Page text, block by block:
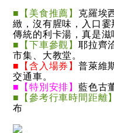
■【美食推薦】 克羅埃
緻，沒有腥味，入口
傳統的利卡湯，真是
■【下車參觀】耶拉齊
市集、大教堂。
■【含入場券】普萊維
交通車。
■【特別安排】藍色古
■【參考行車時間距離
布